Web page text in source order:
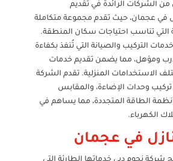
الشركات الرائدة في تقديم
في عجمان، حيث تقدم مجموعة متكاملة
التي تناسب احتياجات سكان المنطقة.
التركيب والصيانة التي تُنفذ بكفاءة
ومؤهل، مما يضمن تقديم خدمات
الاستخدامات المنزلية. تقدم الشركة
وحدات الإضاءة، والمقابس
الطاقة المتجددة، مما يساهم في
الكهرباء.
في عجمان